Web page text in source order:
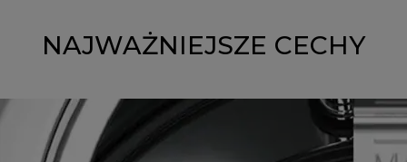
NAJWAŻNIEJSZE CECHY